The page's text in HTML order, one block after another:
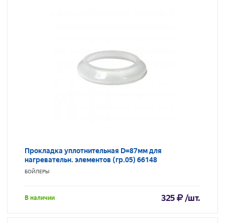
Прокладка уплотнительная D=87мм для
нагревательн. элементов (гр.05) 66148
БОЙЛЕРЫ
В наличии 325 /шт.